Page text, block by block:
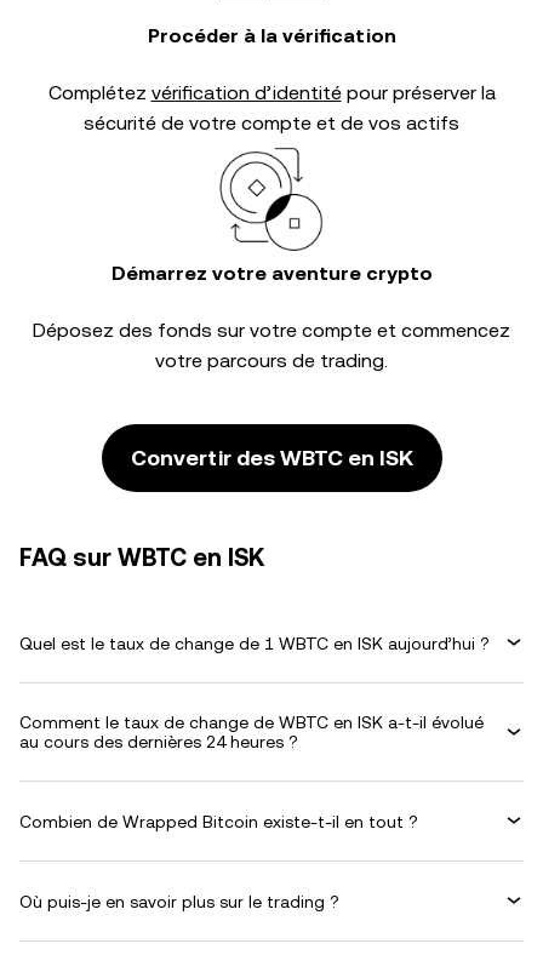
Procéder à la vérification
Complétez vérification d’identitépour préserver la
sécurité de votre compte et de vos actifs
Démarrez votre aventure crypto
Déposez des fonds sur votre compte et commencez
votre parcours de trading.
Convertir des WBTC en ISK
FAQ sur WBTC en ISK
Quel est le taux de change de 1 WBTC en ISK aujourd’hui ?
Comment le taux de change de WBTC en ISK a-t-il évolué
au cours des dernières 24 heures ?
Combien de Wrapped Bitcoin existe-t-il en tout ?
Où puis-je en savoir plus sur le trading ?